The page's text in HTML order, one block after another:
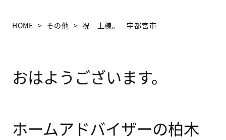
HOME その他 祝 上棟。 宇都宮市
おはようございます。
ホームアドバイザーの柏木